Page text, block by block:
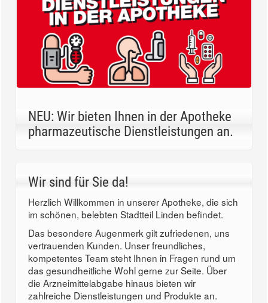
NEU: Wir bieten Ihnen in der Apotheke
pharmazeutische Dienstleistungen an.
Wir sind für Sie da!
Herzlich Willkommen in unserer Apotheke, die sich
im schönen, belebten Stadtteil Linden befindet.
Das besondere Augenmerk gilt zufriedenen, uns
vertrauenden Kunden. Unser freundliches,
kompetentes Team steht Ihnen in Fragen rund um
das gesundheitliche Wohl gerne zur Seite. Über
die Arzneimittelabgabe hinaus bieten wir
zahlreiche Dienstleistungen und Produkte an.